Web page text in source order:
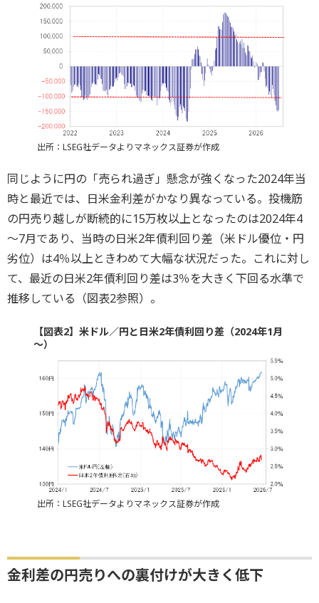
出所：LSEG社データよりマネックス証券が作成
同じように円の「売られ過ぎ」懸念が強くなった2024年当
時と最近では、日米金利差がかなり異なっている。投機筋
の円売り越しが断続的に15万枚以上となったのは2024年4
～7月であり、当時の日米2年債利回り差（米ドル優位・円
劣位）は4％以上ときわめて大幅な状況だった。これに対し
て、最近の日米2年債利回り差は3％を大きく下回る水準で
推移している（図表2参照）。
【図表2】米ドル／円と日米2年債利回り差（2024年1月
～）
出所：LSEG社データよりマネックス証券が作成
金利差の円売りへの裏付けが大きく低下